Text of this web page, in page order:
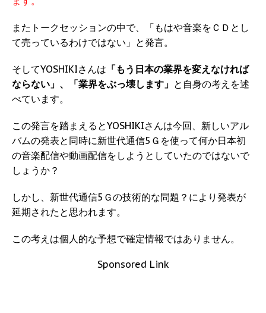
またトークセッションの中で、「もはや音楽をＣＤとし
て売っているわけではない」と発言。
そしてYOSHIKIさんは 「もう日本の業界を変えなければ
ならない」、「業界をぶっ壊します」 と自身の考えを述
べています。
この発言を踏まえるとYOSHIKIさんは今回、新しいアル
バムの発表と同時に新世代通信5Ｇを使って何か日本初
の音楽配信や動画配信をしようとしていたのではないで
しょうか？
しかし、新世代通信5Ｇの技術的な問題？により発表が
延期されたと思われます。
この考えは個人的な予想で確定情報ではありません。
Sponsored Link